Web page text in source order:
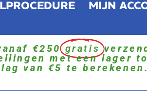
MIJN
€250 gratis
met een lager
van €5 te